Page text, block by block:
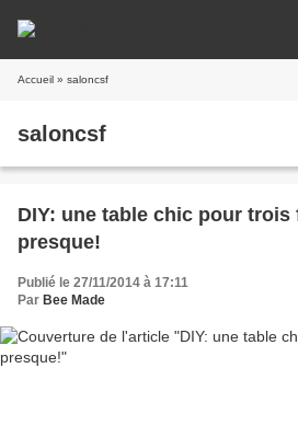
Accueil » saloncsf
saloncsf
DIY: une table chic pour trois
presque!
Publié le 27/11/2014 à 17:11
Par Bee Made